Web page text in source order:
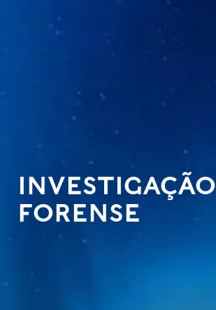
INVESTIGAÇÃO
FORENSE